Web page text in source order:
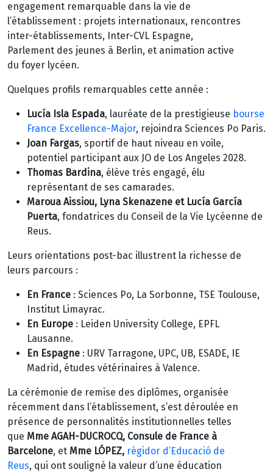
engagement remarquable dans la vie de
l’établissement : projets internationaux, rencontres
inter-établissements, Inter-CVL Espagne,
Parlement des jeunes à Berlin, et animation active
du foyer lycéen.
Quelques profils remarquables cette année :
Lucía Isla Espada, lauréate de la prestigieuse bourse
France Excellence-Major, rejoindra Sciences Po Paris.
Joan Fargas, sportif de haut niveau en voile,
potentiel participant aux JO de Los Angeles 2028.
Thomas Bardina, élève très engagé, élu
représentant de ses camarades.
Maroua Aissiou, Lyna Skenazene et Lucía García
Puerta, fondatrices du Conseil de la Vie Lycéenne de
Reus.
Leurs orientations post-bac illustrent la richesse de
leurs parcours :
En France : Sciences Po, La Sorbonne, TSE Toulouse,
Institut Limayrac.
En Europe : Leiden University College, EPFL
Lausanne.
En Espagne : URV Tarragone, UPC, UB, ESADE, IE
Madrid, études vétérinaires à Valence.
La cérémonie de remise des diplômes, organisée
récemment dans l’établissement, s’est déroulée en
présence de personnalités institutionnelles telles
que Mme AGAH-DUCROCQ, Consule de France à
Barcelone, et Mme LÓPEZ, régidor d’Educació de
Reus, qui ont souligné la valeur d’une éducation